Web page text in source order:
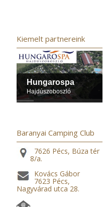
Kiemelt partnereink
Hungarospa
Hajdúszoboszló
Baranyai Camping Club
7626 Pécs, Búza tér
8/a.
Kovács Gábor
7623 Pécs,
Nagyvárad utca 28.